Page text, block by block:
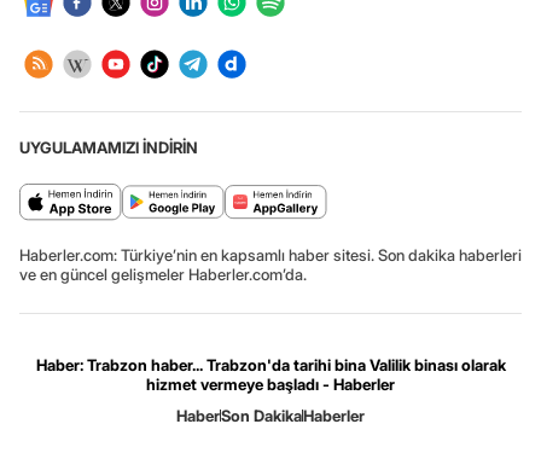
UYGULAMAMIZI İNDİRİN
Haberler.com: Türkiye’nin en kapsamlı haber sitesi. Son dakika haberleri
ve en güncel gelişmeler Haberler.com’da.
Haber: Trabzon haber... Trabzon'da tarihi bina Valilik binası olarak
hizmet vermeye başladı - Haberler
HaberSon DakikaHaberler